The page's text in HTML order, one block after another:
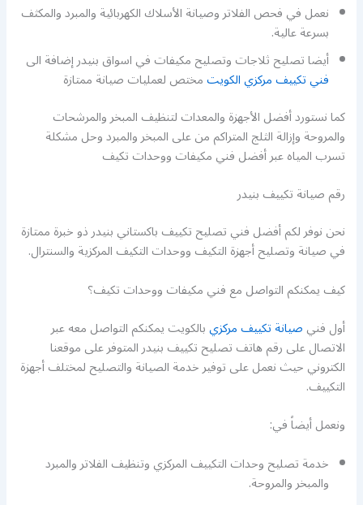
نعمل في فحص الفلاتر وصيانة الأسلاك الكهربائية والمبرد والمكثف
بسرعة عالية.
أيضا تصليح ثلاجات وتصليح مكيفات في اسواق بنيدر إضافة الى
فني تكييف مركزي الكويتمختص لعمليات صيانة ممتازة
كما نستورد أفضل الأجهزة والمعدات لتنظيف المبخر والمرشحات
والمروحة وإزالة الثلج المتراكم من على المبخر والمبرد وحل مشكلة
تسرب المياه عبر أفضل فني مكيفات ووحدات تكيف
رقم صيانة تكييف بنيدر
نحن نوفر لكم أفضل فني تصليح تكييف باكستاني بنيدر ذو خبرة ممتازة
في صيانة وتصليح أجهزة التكيف ووحدات التكيف المركزية والسنترال.
كيف يمكنكم التواصل مع فني مكيفات ووحدات تكيف؟
أول فنيصيانة تكييف مركزيبالكويت يمكنكم التواصل معه عبر
الاتصال على رقم هاتف تصليح تكييف بنيدر المتوفر على موقعنا
الكتروني حيث نعمل على توفير خدمة الصيانة والتصليح لمختلف أجهزة
التكييف.
ونعمل أيضاً في:
خدمة تصليح وحدات التكييف المركزي وتنظيف الفلاتر والمبرد
والمبخر والمروحة.